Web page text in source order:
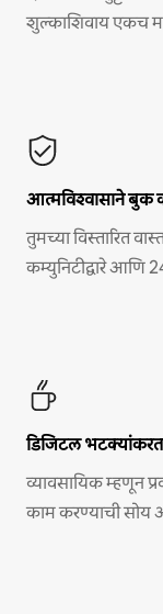
शुल्काशिवाय एकच
आत्मविश्वासाने बुक
तुमच्या विस्तारित
कम्युनिटीद्वारे आणि
डिजिटल
व्यावसायिक म्हणून
काम करण्याची सोय